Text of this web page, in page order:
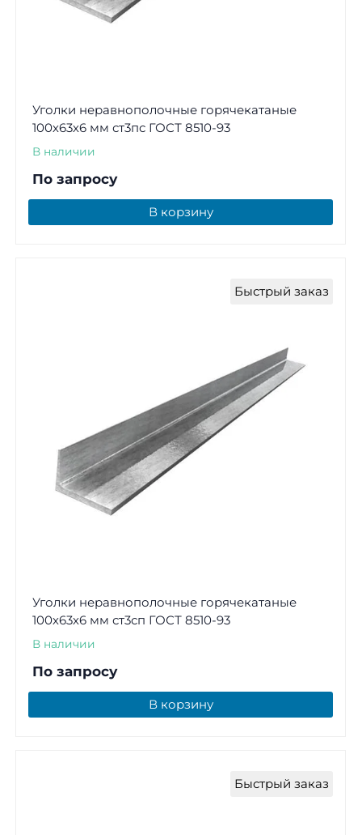
Уголки неравнополочные горячекатаные
100х63х6 мм ст3пс ГОСТ 8510-93
В наличии
По запросу
В корзину
Быстрый заказ
Уголки неравнополочные горячекатаные
100х63х6 мм ст3сп ГОСТ 8510-93
В наличии
По запросу
В корзину
Быстрый заказ